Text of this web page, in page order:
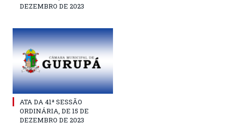
DEZEMBRO DE 2023
ATA DA 41ª SESSÃO
ORDINÁRIA, DE 15 DE
DEZEMBRO DE 2023